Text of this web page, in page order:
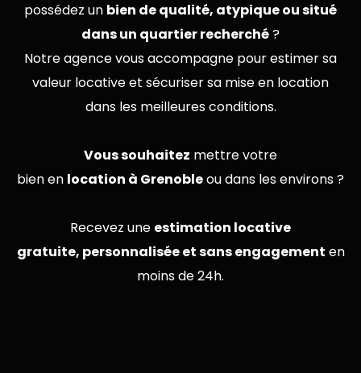
possédez un bien de qualité, atypique ou situé
dans un quartier recherché?
Notre agence vous accompagne pour estimer sa
valeur locative et sécuriser sa mise en location
dans les meilleures conditions.
Vous souhaitez mettre votre
bien en location à Grenobleou dans les environs ?
Recevez une estimation locative
gratuite, personnalisée et sans engagement en
moins de 24h.